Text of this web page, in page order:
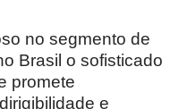
no segmento de
Brasil o sofisticado
promete
e